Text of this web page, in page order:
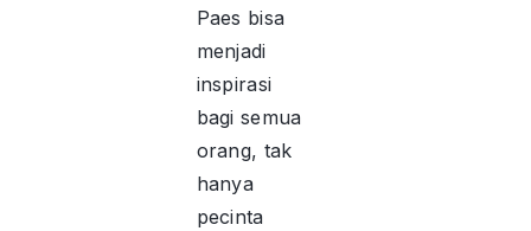
Paes bisa
menjadi
inspirasi
bagi semua
orang, tak
hanya
pecinta